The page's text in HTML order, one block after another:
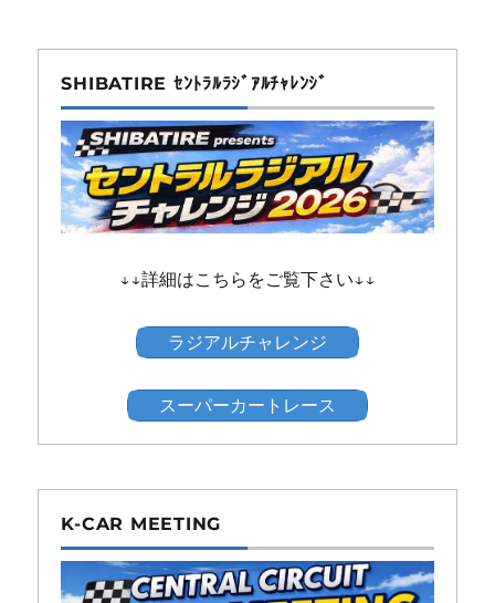
SHIBATIRE ｾﾝﾄﾗﾙﾗｼﾞｱﾙﾁｬﾚﾝｼﾞ
↓↓詳細はこちらをご覧下さい↓↓
ラジアルチャレンジ
スーパーカートレース
K-CAR MEETING